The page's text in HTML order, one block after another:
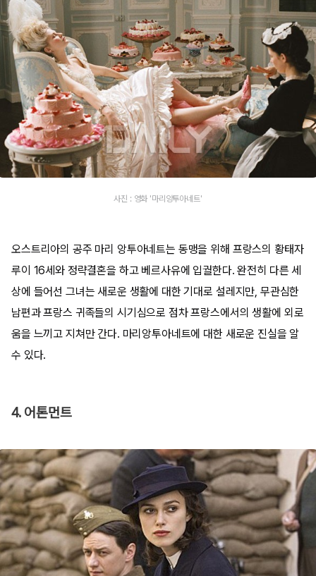
사진 : 영화 '마리앙투아네트'
오스트리아의 공주 마리 앙투아네트는 동맹을 위해 프랑스의 황태자
루이 16세와 정략결혼을 하고 베르사유에 입궐한다. 완전히 다른 세
상에 들어선 그녀는 새로운 생활에 대한 기대로 설레지만, 무관심한
남편과 프랑스 귀족들의 시기심으로 점차 프랑스에서의 생활에 외로
움을 느끼고 지쳐만 간다. 마리앙투아네트에 대한 새로운 진실을 알
수 있다.
4. 어톤먼트